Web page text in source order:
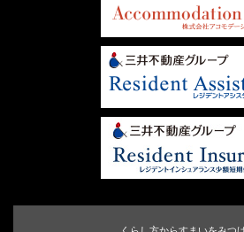
くらし方からすまいをみつ